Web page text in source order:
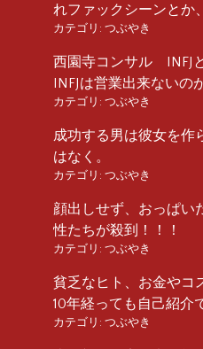
れファックシーンとか
カテゴリ: つぶやき
西園寺コンサル INFJ
INFJは営業出来ないの
カテゴリ: つぶやき
成功する男は彼女を作
はなく。
カテゴリ: つぶやき
顔出しせず、おっぱい
性たちが殺到！！！
カテゴリ: つぶやき
貧乏なヒト、お金やコ
10年経っても自己紹介
カテゴリ: つぶやき